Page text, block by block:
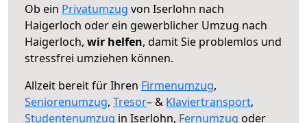
Ob ein Privatumzug von Iserlohn nach
Haigerloch oder ein gewerblicher Umzug nach
Haigerloch, wir helfen, damit Sie problemlos und
stressfrei umziehen können.
Allzeit bereit für Ihren Firmenumzug,
Seniorenumzug, Tresor– & Klaviertransport,
Studentenumzug in Iserlohn, Fernumzug oder